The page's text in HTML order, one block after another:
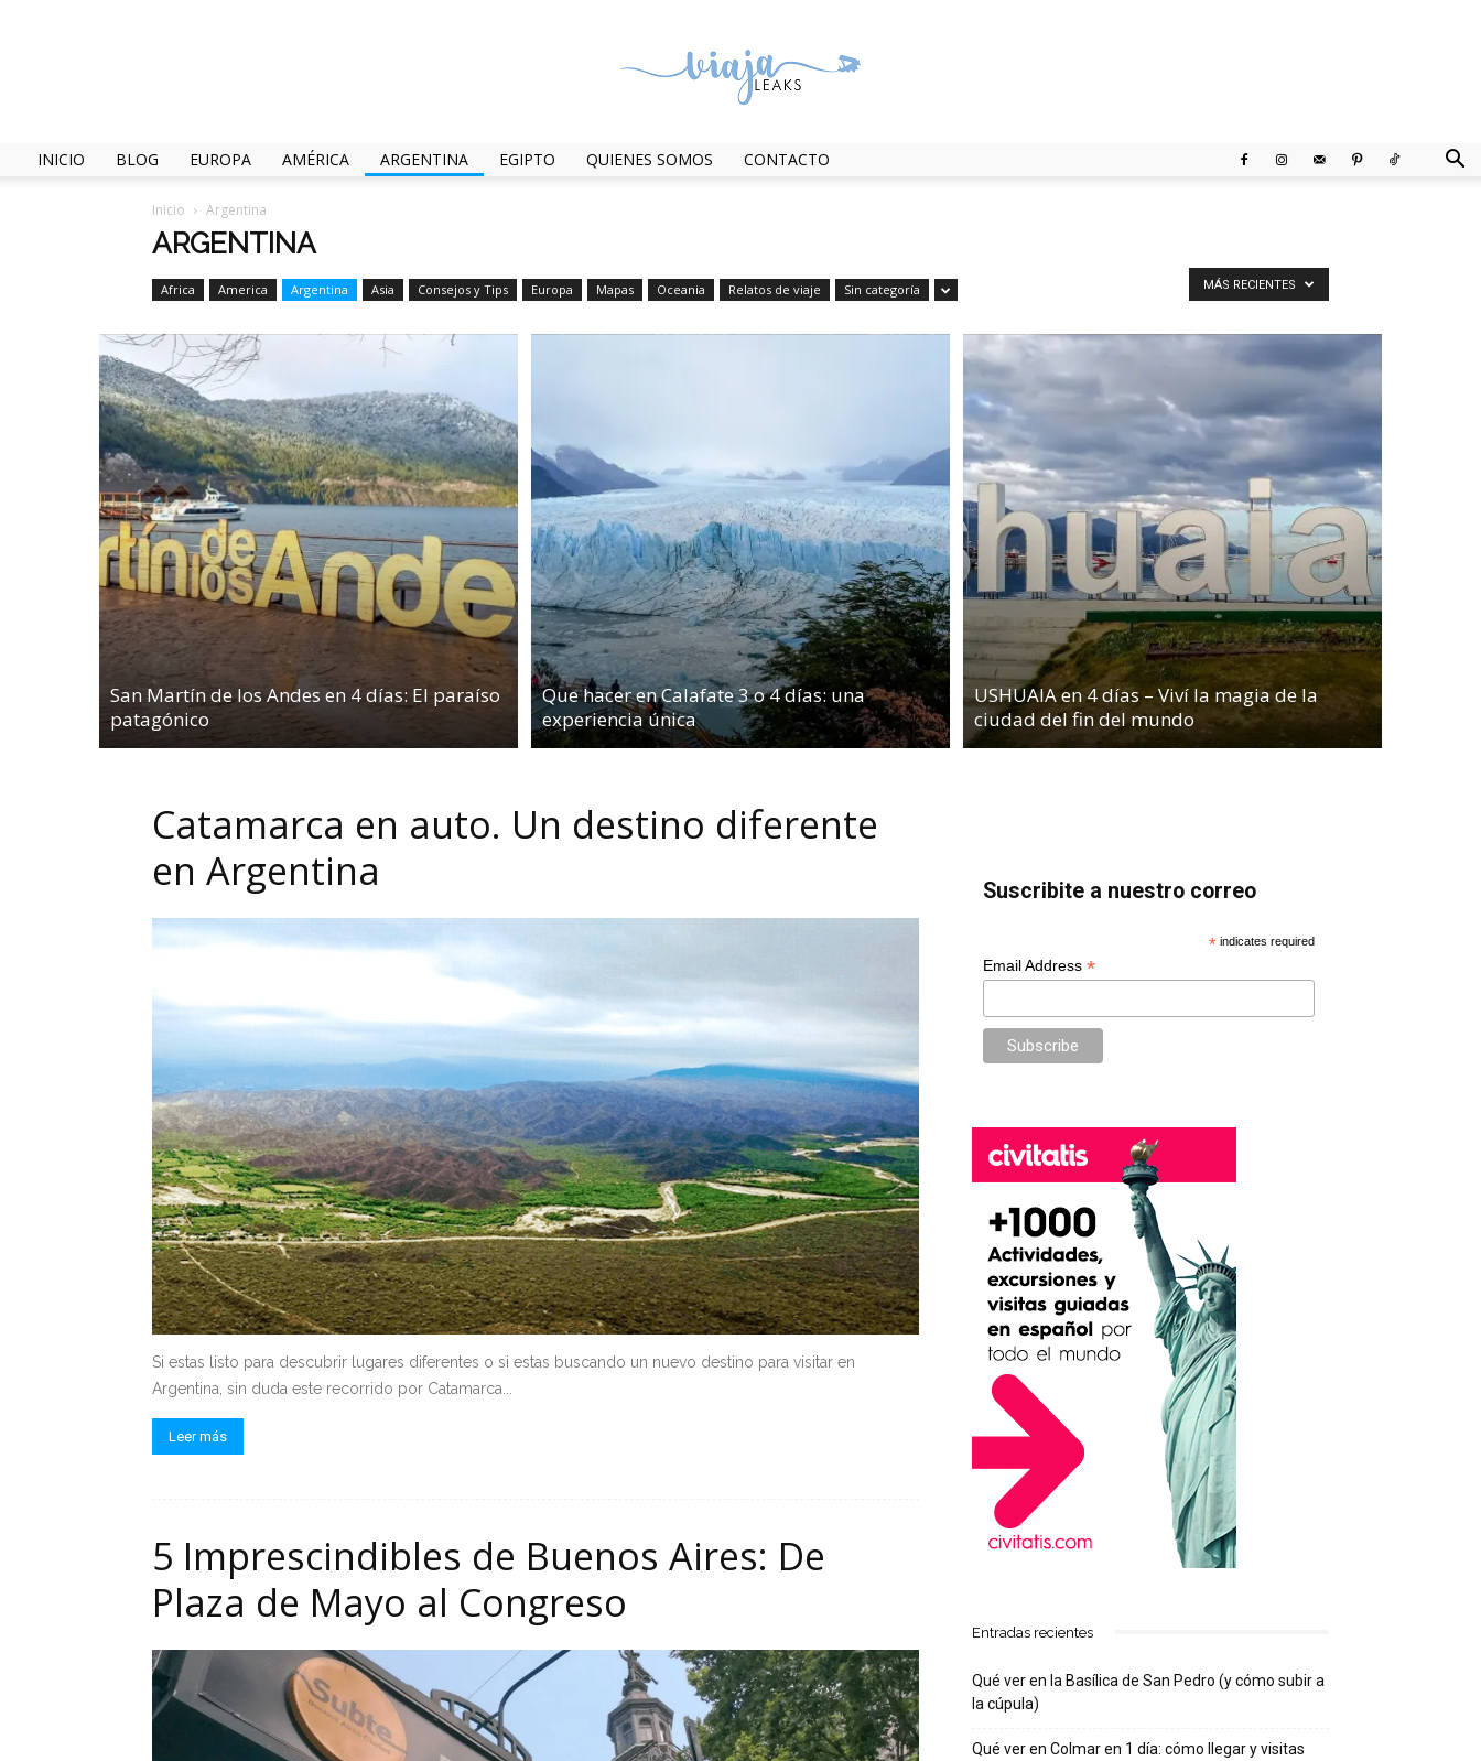
INICIO BLOG EUROPA AMÉRICA ARGENTINA EGIPTO QUIENES SOMOS CONTACTO
Inicio Argentina
ARGENTINA
Africa America Argentina Asia Consejos y Tips Europa Mapas Oceania Relatos de viaje Sin categoría MÁS RECIENTES
San Martín de los Andes en 4 días: El paraíso
patagónico
Que hacer en Calafate 3 o 4 días: una
experiencia única
USHUAIA en 4 días – Viví la magia de la
ciudad del fin del mundo
Catamarca en auto. Un destino diferente
en Argentina
Si estas listo para descubrir lugares diferentes o si estas buscando un nuevo destino para visitar en
Argentina, sin duda este recorrido por Catamarca...
Leer más
5 Imprescindibles de Buenos Aires: De
Plaza de Mayo al Congreso
Suscribite a nuestro correo
* indicates required
Email Address *
Entradas recientes
Qué ver en la Basílica de San Pedro (y cómo subir a
la cúpula)
Qué ver en Colmar en 1 día: cómo llegar y visitas